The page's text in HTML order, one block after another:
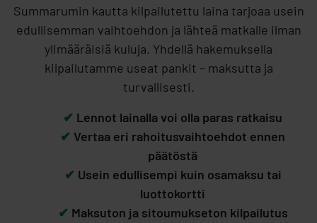
Summarumin kautta kilpailutettu laina tarjoaa usein
edullisemman vaihtoehdon ja lähteä matkalle ilman
ylimääräisiä kuluja. Yhdellä hakemuksella
kilpailutamme useat pankit – maksutta ja
turvallisesti.
✔ Lennot lainalla voi olla paras ratkaisu
✔ Vertaa eri rahoitusvaihtoehdot ennen
päätöstä
✔ Usein edullisempi kuin osamaksu tai
luottokortti
✔ Maksuton ja sitoumukseton kilpailutus